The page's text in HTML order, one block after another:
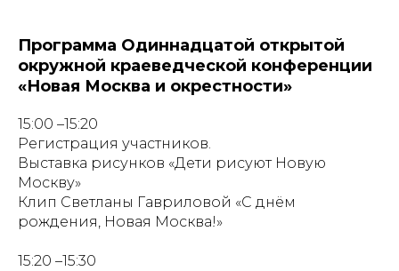
Программа Одиннадцатой открытой
окружной краеведческой конференции
«Новая Москва и окрестности»
15:00 –15:20
Регистрация участников.
Выставка рисунков «Дети рисуют Новую
Москву»
Клип Светланы Гавриловой «С днём
рождения, Новая Москва!»
15:20 –15:30